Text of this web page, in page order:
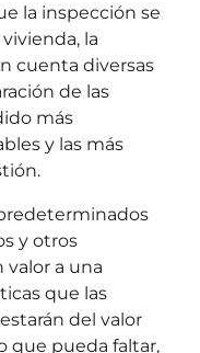
la inspección se
la
cuenta diversas
de las
más
y las más
y otros
valor a una
que las
del valor
que pueda faltar,